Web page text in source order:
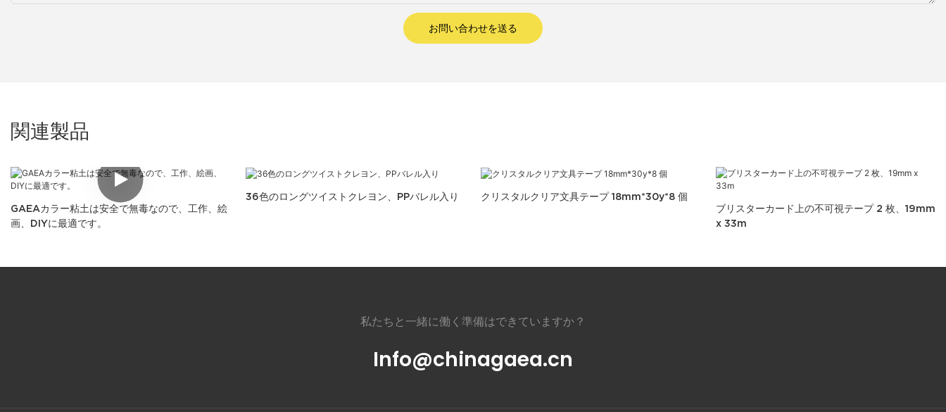
お問い合わせを送る
関連製品
GAEAカラー粘土は安全で無毒なので、工作、絵
画、DIYに最適です。
36色のロングツイストクレヨン、PPバレル入り
クリスタルクリア文具テープ 18mm*30y*8 個
ブリスターカード上の不可視テープ 2 枚、19mm
x 33m
私たちと一緒に働く準備はできていますか？
Info@chinagaea.cn